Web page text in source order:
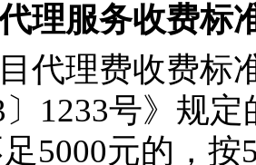
理服务收费标
代理费收费标
〕1233号》规
5000元的，按